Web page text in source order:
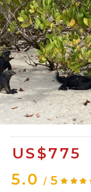
US$775
5.0 / 5